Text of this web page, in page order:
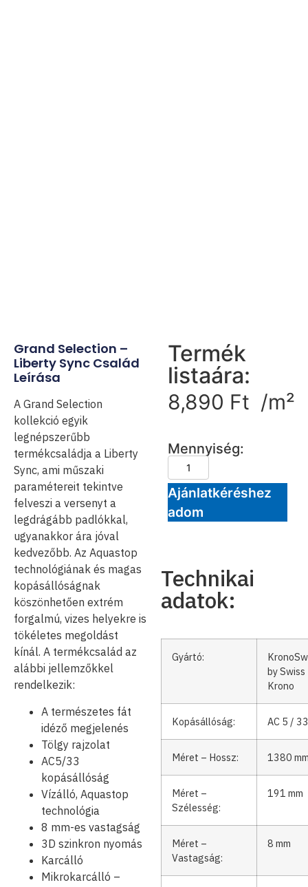
Grand Selection –
Liberty Sync Család
Leírása
A Grand Selection
kollekció egyik
legnépszerűbb
termékcsaládja a Liberty
Sync, ami műszaki
paramétereit tekintve
felveszi a versenyt a
legdrágább padlókkal,
ugyanakkor ára jóval
kedvezőbb. Az Aquastop
technológiának és magas
kopásállóságnak
köszönhetően extrém
forgalmú, vizes helyekre is
tökéletes megoldást
kínál. A termékcsalád az
alábbi jellemzőkkel
rendelkezik:
A természetes fát
idéző megjelenés
Tölgy rajzolat
AC5/33
kopásállóság
Vízálló, Aquastop
technológia
8 mm-es vastagság
3D szinkron nyomás
Karcálló
Mikrokarcálló –
Termék
listaára:
8,890 Ft /m²
Mennyiség:
Ajánlatkéréshez
adom
Technikai
adatok:
Gyártó:
by Swiss
Krono
Kopásállóság: AC 5 / 33
Méret – Hossz: 1380
Méret –
Szélesség:
191 mm
Méret –
Vastagság:
8 mm